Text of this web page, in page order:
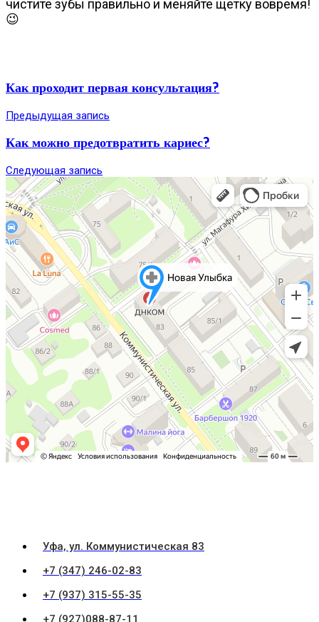
чистите зубы правильно и меняйте щетку вовремя!
😉
Как проходит первая консультация?
Предыдущая запись
Как можно предотвратить кариес?
Следующая запись
Уфа, ул. Коммунистическая 83
+7 (347) 246-02-83
+7 (937) 315-55-35
+7 (927)088-87-11